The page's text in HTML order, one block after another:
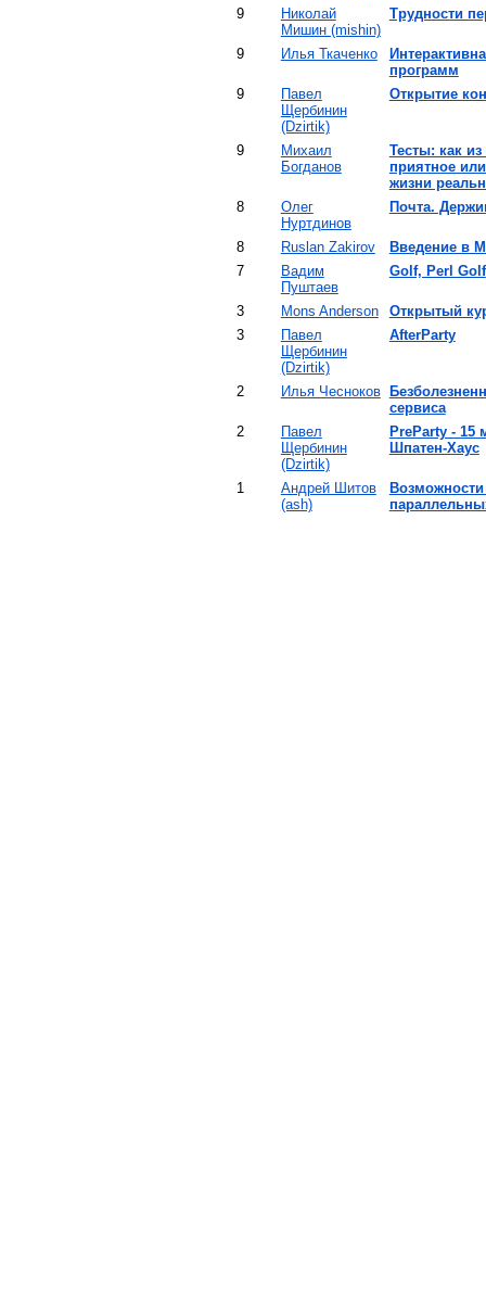
9
Николай
Мишин (‎mishin‎)
‎Трудности
9 Илья Ткаченко
программ‎
9
Павел
Щербинин
(‎Dzirtik‎)
‎Открытие
9
Михаил
Богданов
‎Тесты: как из
приятное
жизни
8
Олег
Нуртдинов
‎Почта.
8 Ruslan Zakirov
‎Введение в
7
Вадим
Пуштаев
‎Golf, Perl Golf‎
3 Mons Anderson
‎Открытый
3
Павел
Щербинин
(‎Dzirtik‎)
‎AfterParty‎
2 Илья Чесноков
сервиса‎
2
Павел
Щербинин
(‎Dzirtik‎)
‎PreParty - 15
Шпатен-Хаус‎
1
Андрей Шитов
(‎ash‎)